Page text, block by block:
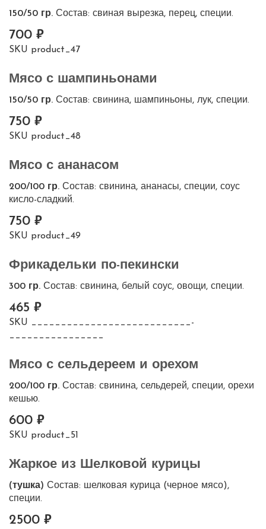
150/50 гр. Состав: свиная вырезка, перец, специи.
700
SKU product_47
Мясо с шампиньонами
150/50 гр. Состав: свинина, шампиньоны, лук, специи.
750
SKU product_48
Мясо с ананасом
200/100 гр. Состав: свинина, ананасы, специи, соус
кисло-сладкий.
750
SKU product_49
Фрикадельки по-пекински
300 гр. Состав: свинина, белый соус, овощи, специи.
465
SKU ___________________________-
________________
Мясо с сельдереем и орехом
200/100 гр. Состав: свинина, сельдерей, специи, орехи
кешью.
600
SKU product_51
Жаркое из Шелковой курицы
(тушка) Состав: шелковая курица (черное мясо),
специи.
2500